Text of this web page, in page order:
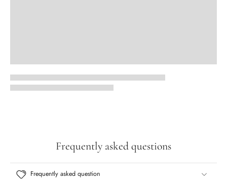
Frequently asked questions
Frequently asked question